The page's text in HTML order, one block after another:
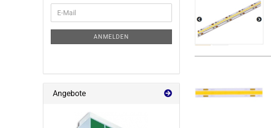
ZUR
E-
Mail
ANMELDEN
Angebote